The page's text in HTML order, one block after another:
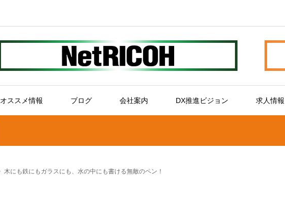
オススメ情報 ブログ 会社案内 DX推進ビジョン 求人情報
木にも鉄にもガラスにも、水の中にも書ける無敵のペン！